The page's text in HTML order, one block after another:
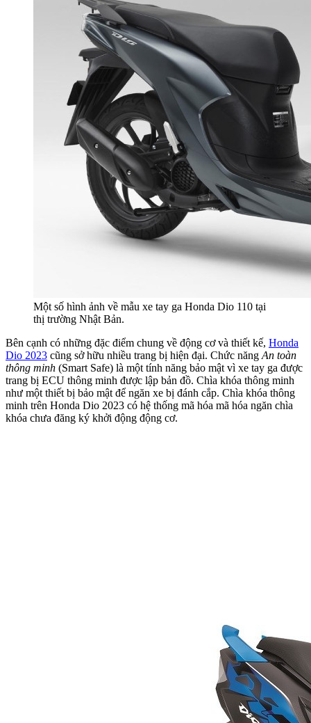
Một số hình ảnh về mẫu xe tay ga Honda Dio 110 tại
thị trường Nhật Bản.
Bên cạnh có những đặc điểm chung về động cơ và thiết kế, Honda
Dio 2023 cũng sở hữu nhiều trang bị hiện đại. Chức năng An toàn
thông minh (Smart Safe) là một tính năng bảo mật vì xe tay ga được
trang bị ECU thông minh được lập bản đồ. Chìa khóa thông minh
như một thiết bị bảo mật để ngăn xe bị đánh cắp. Chìa khóa thông
minh trên Honda Dio 2023 có hệ thống mã hóa mã hóa ngăn chìa
khóa chưa đăng ký khởi động động cơ.